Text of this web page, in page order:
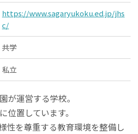
https://www.sagaryukoku.ed.jp/jhs
c/
共学
私立
が運営する学校。
位置しています。
性を尊重する教育環境を整備し